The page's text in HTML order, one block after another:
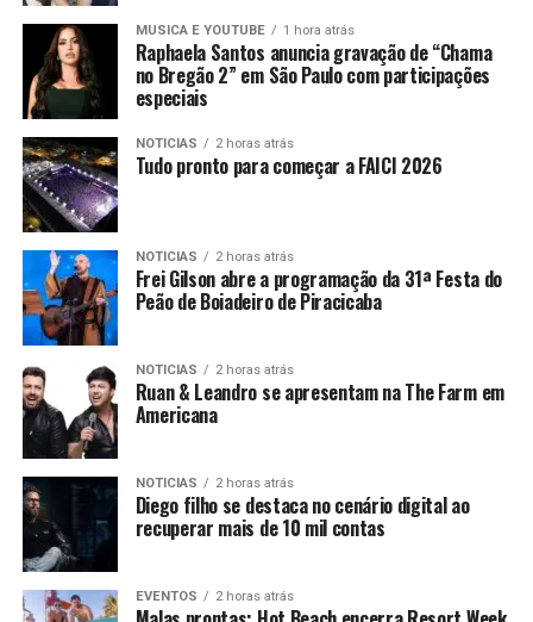
MUSICA E YOUTUBE 1 hora atrás
Raphaela Santos anuncia gravação de “Chama
no Bregão 2” em São Paulo com participações
especiais
NOTICIAS 2 horas atrás
Tudo pronto para começar a FAICI 2026
NOTICIAS 2 horas atrás
Frei Gilson abre a programação da 31ª Festa do
Peão de Boiadeiro de Piracicaba
NOTICIAS 2 horas atrás
Ruan & Leandro se apresentam na The Farm em
Americana
NOTICIAS 2 horas atrás
Diego filho se destaca no cenário digital ao
recuperar mais de 10 mil contas
EVENTOS 2 horas atrás